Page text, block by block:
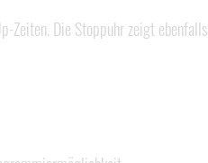
Zeiten. Die Stoppuhr zeigt ebenfalls